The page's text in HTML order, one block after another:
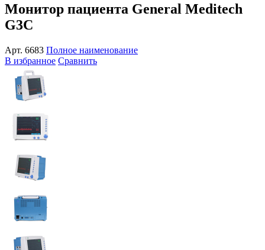
Монитор пациента General Meditech
G3C
Арт. 6683 Полное наименование
В избранное Сравнить